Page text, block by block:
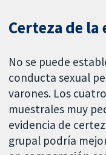
Certeza de la
No se puede
conducta sexual
varones. Los
muestrales muy
evidencia de
grupal podría